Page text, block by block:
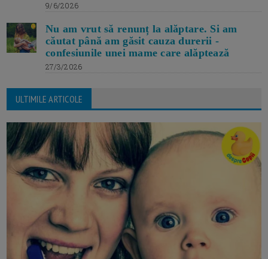
9/6/2026
Nu am vrut să renunț la alăptare. Si am
căutat până am găsit cauza durerii -
confesiunile unei mame care alăptează
27/3/2026
ULTIMILE ARTICOLE